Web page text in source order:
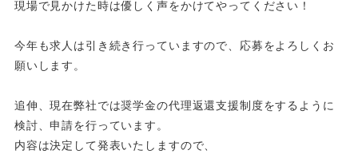
現場で見かけた時は優しく声をかけてやってください！
今年も求人は引き続き行っていますので、応募をよろしくお
願いします。
追伸、現在弊社では奨学金の代理返還支援制度をするように
検討、申請を行っています。
内容は決定して発表いたしますので、